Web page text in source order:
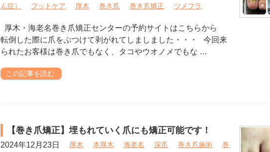
ん症）
フットケア 厚木 巻き爪 巻き爪矯正 ツメフラ
厚木・海老名巻き爪矯正センターの予約サイトはこちらから
転倒した際に爪をぶつけて剥がれてしましました・・・ 今回来
られたお客様は巻き爪でもなく、タコやウオノメでもな …
この記事を読む
【巻き爪矯正】埋もれていく爪にも矯正可能です！
2024年12月23日 厚木 本厚木 海老名 深爪 巻き爪施術
巻